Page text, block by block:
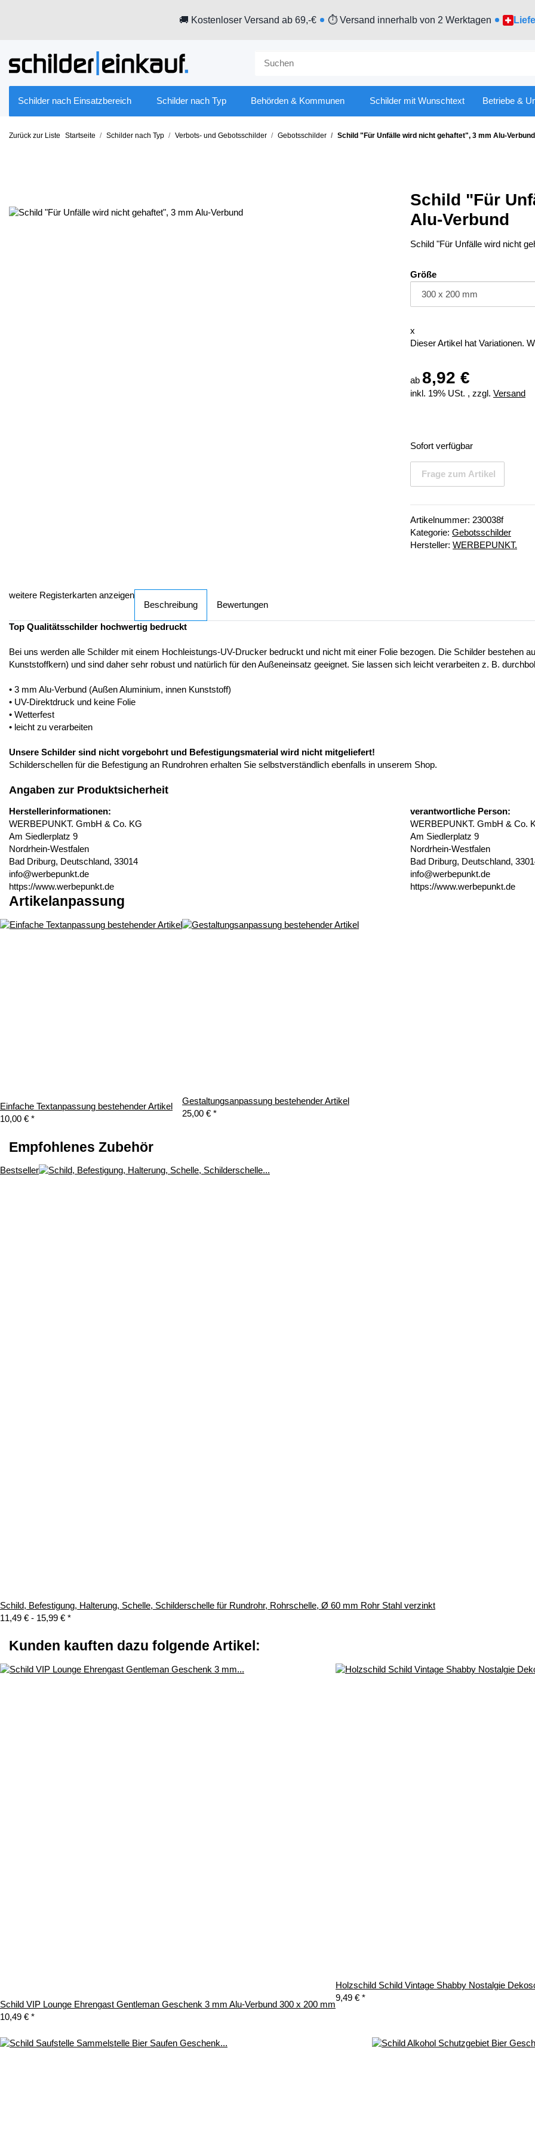
🚚 Kostenloser Versand ab 69,-€ ⏱ Versand innerhalb von 2 Werktagen
Schilder nach Einsatzbereich Schilder nach Typ Behörden & Kommunen Schilder mit Wunschtext Betriebe &
Zurück zur Liste Startseite Schilder nach Typ Verbots- und Gebotsschilder Gebotsschilder Schild "Für Unfälle wird nicht gehaftet", 3 mm Alu-Verbund
Schild "Für
Alu-Verbund
Schild "Für Unfälle wird nicht
Größe
x
Dieser Artikel hat Variationen.
ab 8,92 €
inkl. 19% USt. , zzgl. Versand
Sofort verfügbar
Frage zum Artikel
Artikelnummer: 230038f
Kategorie: Gebotsschilder
Hersteller: WERBEPUNKT.
weitere Registerkarten anzeigen
Beschreibung
Bewertungen
Top Qualitätsschilder hochwertig bedruckt
Bei uns werden alle Schilder mit einem Hochleistungs-UV-Drucker bedruckt und nicht mit einer Folie bezogen. Die Schilder bestehen
Kunststoffkern) und sind daher sehr robust und natürlich für den Außeneinsatz geeignet. Sie lassen sich leicht verarbeiten z. B.
• 3 mm Alu-Verbund (Außen Aluminium, innen Kunststoff)
• UV-Direktdruck und keine Folie
• Wetterfest
• leicht zu verarbeiten
Unsere Schilder sind nicht vorgebohrt und Befestigungsmaterial wird nicht mitgeliefert!
Schilderschellen für die Befestigung an Rundrohren erhalten Sie selbstverständlich ebenfalls in unserem Shop.
Angaben zur Produktsicherheit
Herstellerinformationen:
WERBEPUNKT. GmbH & Co. KG
Am Siedlerplatz 9
Nordrhein-Westfalen
Bad Driburg, Deutschland, 33014
info@werbepunkt.de
https://www.werbepunkt.de
verantwortliche Person:
WERBEPUNKT. GmbH & Co.
Am Siedlerplatz 9
Nordrhein-Westfalen
Bad Driburg, Deutschland,
info@werbepunkt.de
https://www.werbepunkt.de
Artikelanpassung
Einfache Textanpassung bestehender Artikel
10,00 € *
Gestaltungsanpassung bestehender Artikel
25,00 € *
Empfohlenes Zubehör
Bestseller
Schild, Befestigung, Halterung, Schelle, Schilderschelle für Rundrohr, Rohrschelle, Ø 60 mm Rohr Stahl verzinkt
11,49 € - 15,99 € *
Kunden kauften dazu folgende Artikel:
Schild VIP Lounge Ehrengast Gentleman Geschenk 3 mm Alu-Verbund 300 x 200 mm
10,49 € *
Holzschild Schild Vintage Shabby Nostalgie
9,49 € *